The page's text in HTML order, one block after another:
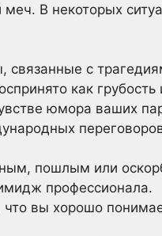
В некоторых
связанные с
как грубость
юмора ваших
пошлым или
профессионала.
вы хорошо